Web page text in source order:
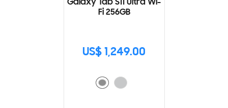
Galaxy Tab S11 Ultra Wi-
Fi 256GB
US$ 1,249.00